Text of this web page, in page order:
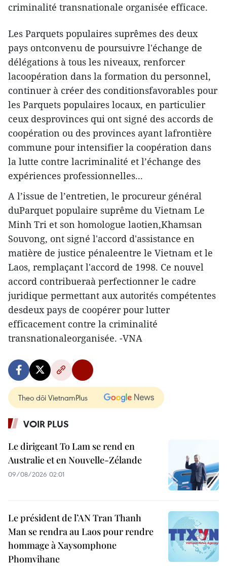
criminalité transnationale organisée efficace.
Les Parquets populaires suprêmes des deux
pays ontconvenu de poursuivre l'échange de
délégations à tous les niveaux, renforcer
lacoopération dans la formation du personnel,
continuer à créer des conditionsfavorables pour
les Parquets populaires locaux, en particulier
ceux desprovinces qui ont signé des accords de
coopération ou des provinces ayant lafrontière
commune pour intensifier la coopération dans
la lutte contre lacriminalité et l’échange des
expériences professionnelles...
A l’issue de l’entretien, le procureur général
duParquet populaire suprême du Vietnam Le
Minh Tri et son homologue laotien,Khamsan
Souvong, ont signé l'accord d'assistance en
matière de justice pénaleentre le Vietnam et le
Laos, remplaçant l'accord de 1998. Ce nouvel
accord contribueraà perfectionner le cadre
juridique permettant aux autorités compétentes
desdeux pays de coopérer pour lutter
efficacement contre la criminalité
transnationaleorganisée. -VNA
Theo dõi VietnamPlus
VOIR PLUS
Le dirigeant To Lam se rend en
Australie et en Nouvelle-Zélande
09/08/2026 02:01
Le président de l’AN Tran Thanh
Man se rendra au Laos pour rendre
hommage à Xaysomphone
Phomvihane